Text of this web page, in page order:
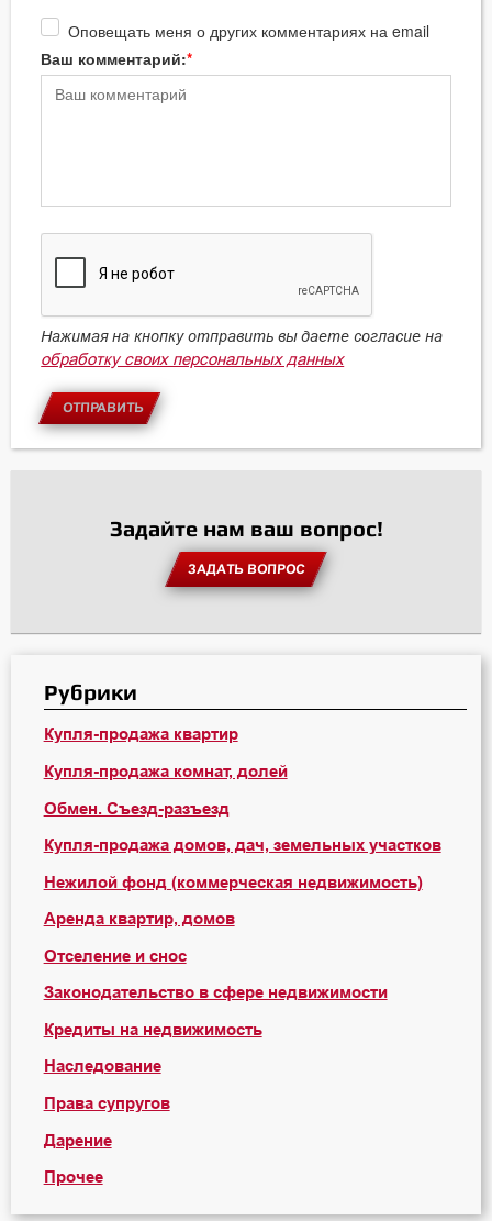
Оповещать меня о других комментариях на email
Ваш комментарий:
Нажимая на кнопку отправить вы даете согласие на
обработку своих персональных данных
ОТПРАВИТЬ
Задайте нам ваш вопрос!
ЗАДАТЬ ВОПРОС
Рубрики
Купля-продажа квартир
Купля-продажа комнат, долей
Обмен. Съезд-разъезд
Купля-продажа домов, дач, земельных участков
Нежилой фонд (коммерческая недвижимость)
Аренда квартир, домов
Отселение и снос
Законодательство в сфере недвижимости
Кредиты на недвижимость
Наследование
Права супругов
Дарение
Прочее